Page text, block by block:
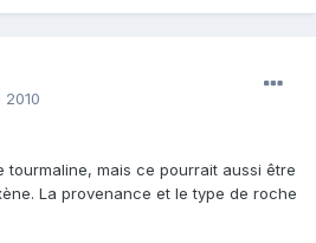
2010
tourmaline, mais ce pourrait aussi être
La provenance et le type de roche